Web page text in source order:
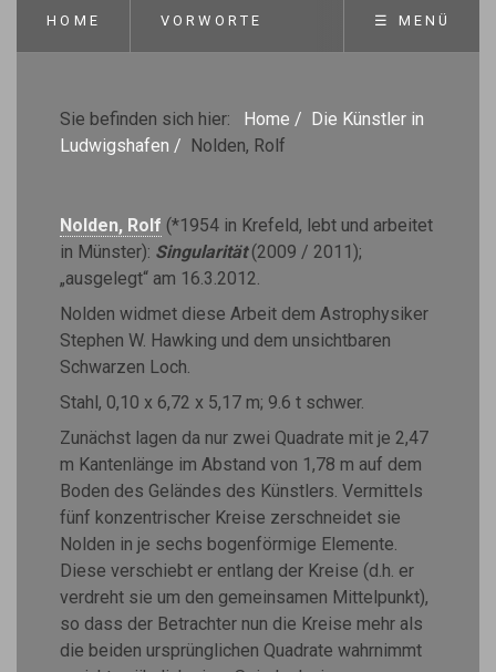
HOME VORWORTE ☰ MENÜ
Sie befinden sich hier: Home / Die Künstler in
Ludwigshafen / Nolden, Rolf
Nolden, Rolf (*1954 in Krefeld, lebt und arbeitet
in Münster): Singularität (2009 / 2011);
„ausgelegt“ am 16.3.2012.
Nolden widmet diese Arbeit dem Astrophysiker
Stephen W. Hawking und dem unsichtbaren
Schwarzen Loch.
Stahl, 0,10 x 6,72 x 5,17 m; 9.6 t schwer.
Zunächst lagen da nur zwei Quadrate mit je 2,47
m Kantenlänge im Abstand von 1,78 m auf dem
Boden des Geländes des Künstlers. Vermittels
fünf konzentrischer Kreise zerschneidet sie
Nolden in je sechs bogenförmige Elemente.
Diese verschiebt er entlang der Kreise (d.h. er
verdreht sie um den gemeinsamen Mittelpunkt),
so dass der Betrachter nun die Kreise mehr als
die beiden ursprünglichen Quadrate wahrnimmt